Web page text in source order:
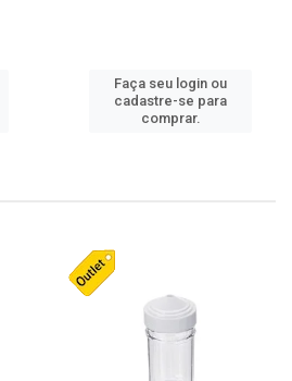
Faça seu login ou
cadastre-se para
comprar.